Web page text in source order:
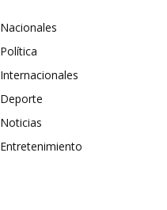
Nacionales
Política
Internacionales
Deporte
Noticias
Entretenimiento